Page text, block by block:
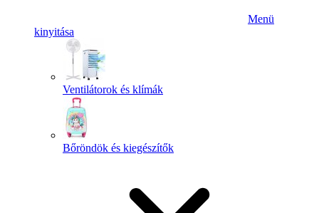
Menü
kinyitása
Ventilátorok és klímák
Bőröndök és kiegészítők